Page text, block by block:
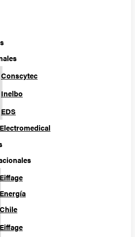
Conscytec
Inelbo
EDS
Electromedical
Eiffage
Energía
Chile
Eiffage